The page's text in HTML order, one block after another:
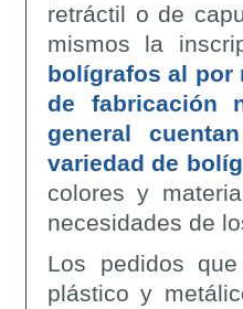
retráctil o de
mismos la
bolígrafos al por
de fabricación
general
variedad de
colores y
necesidades de
Los pedidos
plástico y